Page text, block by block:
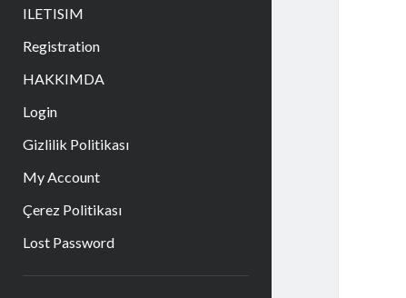
ILETISIM
Registration
HAKKIMDA
Login
Gizlilik Politikası
My Account
Çerez Politikası
Lost Password